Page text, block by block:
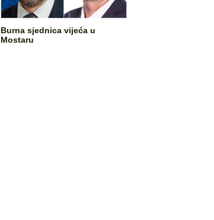
Burna sjednica vijeća u
Mostaru